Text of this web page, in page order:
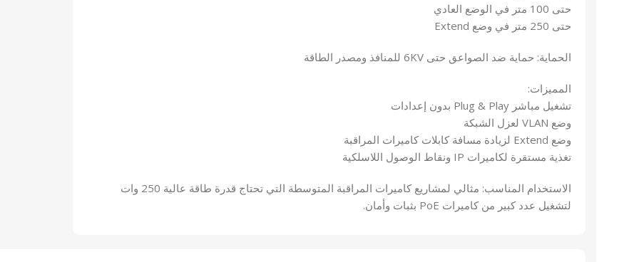
حتى 100 متر في الوضع العادي
حتى 250 متر في وضع Extend
الحماية: حماية ضد الصواعق حتى 6KV للمنافذ ومصدر الطاقة
المميزات:
تشغيل مباشر Plug & Play بدون إعدادات
وضع VLAN لعزل الشبكة
وضع Extend لزيادة مسافة كابلات كاميرات المراقبة
تغذية مستقرة لكاميرات IP ونقاط الوصول اللاسلكية
الاستخدام المناسب: مثالي لمشاريع كاميرات المراقبة المتوسطة التي تحتاج قدرة طاقة عالية 250 وات
لتشغيل عدد كبير من كاميرات PoE بثبات وأمان.